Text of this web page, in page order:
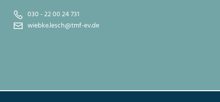
030 - 22 00 24 731
wiebke.lesch@tmf-ev.de